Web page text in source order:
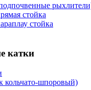
стойка
стойка
катки
кольчато-шпоровый)